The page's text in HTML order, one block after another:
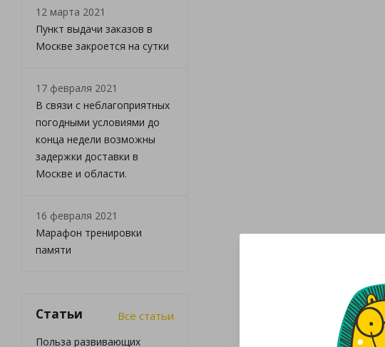
12 марта 2021
Пункт выдачи заказов в
Москве закроется на сутки
17 февраля 2021
В связи с неблагоприятных
погодными условиями до
конца недели возможны
задержки доставки в
Москве и области.
16 февраля 2021
Марафон тренировки
памяти
Статьи Все статьи
Польза развивающих